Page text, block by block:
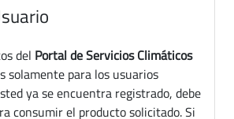
del Portal de Servicios Climáticos
solamente para los usuarios
ya se encuentra registrado, debe
consumir el producto solicitado. Si